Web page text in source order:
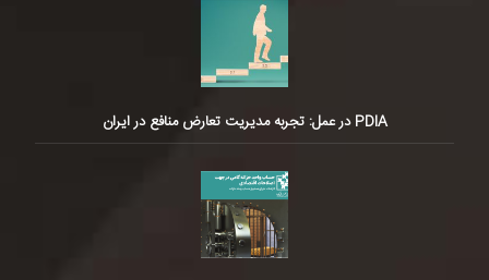
PDIA در عمل: تجربه مدیریت تعارض منافع در ایران